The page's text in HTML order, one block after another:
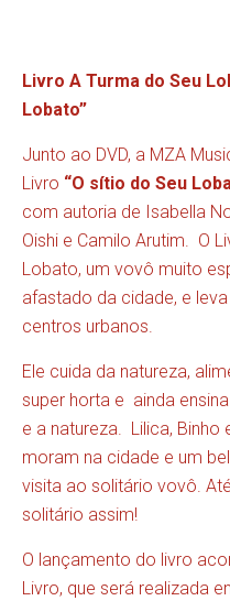
Livro A Turma do Seu
Lobato”
Junto ao DVD, a MZA
Livro “O sítio do Seu
com autoria de Isabella
Oishi e Camilo Arutim. O
Lobato, um vovô muito
afastado da cidade, e
centros urbanos.
Ele cuida da natureza,
super horta e ainda
e a natureza. Lilica,
moram na cidade e um
visita ao solitário vovô.
solitário assim!
O lançamento do livro
Livro, que será realizada